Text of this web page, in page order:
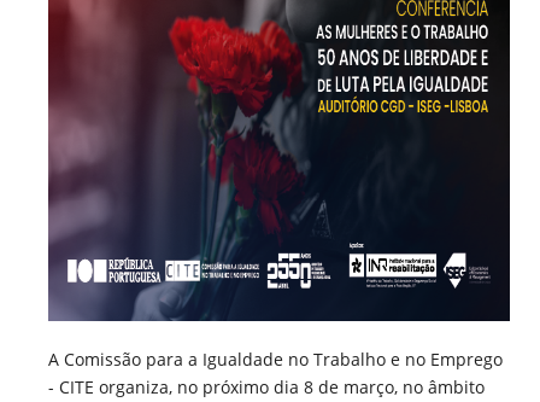
A Comissão para a Igualdade no Trabalho e no Emprego
- CITE organiza, no próximo dia 8 de março, no âmbito